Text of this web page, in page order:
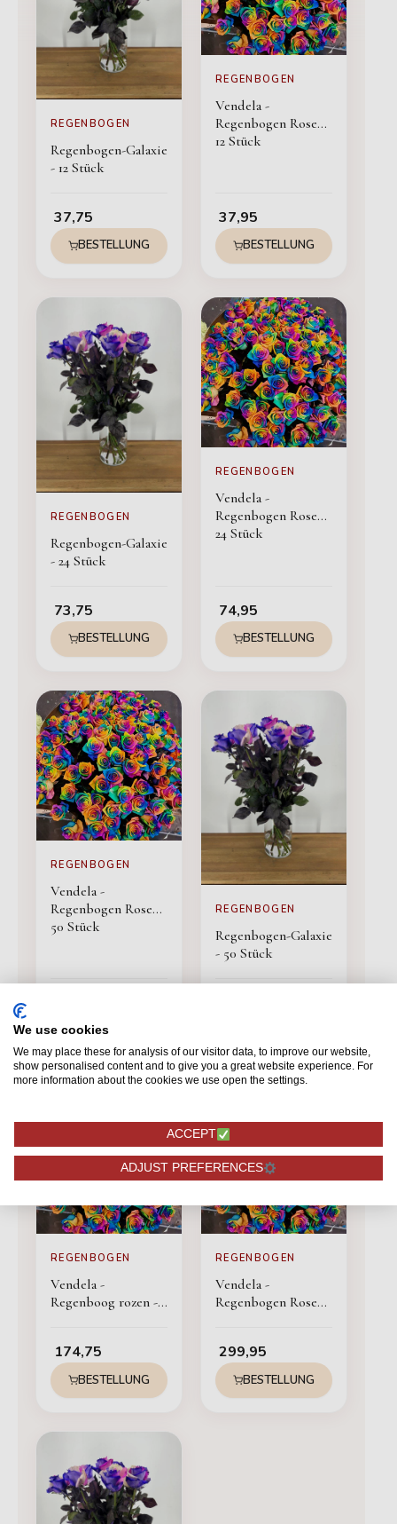
REGENBOGEN
Regenbogen-Galaxie
- 12 Stück
37,75
BESTELLUNG
REGENBOGEN
Vendela -
Regenbogen Rosen -
12 Stück
37,95
BESTELLUNG
REGENBOGEN
Regenbogen-Galaxie
- 24 Stück
73,75
BESTELLUNG
REGENBOGEN
Vendela -
Regenbogen Rosen -
24 Stück
74,95
BESTELLUNG
REGENBOGEN
Vendela -
Regenbogen Rosen -
50 Stück
BESTELLUNG
REGENBOGEN
Regenbogen-Galaxie
- 50 Stück
REGENBOGEN
Vendela -
Regenboog rozen -
174,75
BESTELLUNG
REGENBOGEN
Vendela -
Regenbogen Rosen -
299,95
BESTELLUNG
We use cookies
We may place these for analysis of our visitor data, to improve our website,
show personalised content and to give you a great website experience. For
more information about the cookies we use open the settings.
ACCEPT
ADJUST PREFERENCES